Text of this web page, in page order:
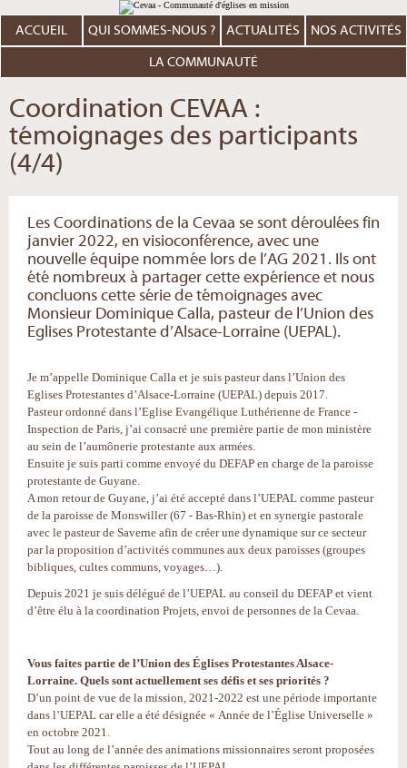
au
contenu.
Aller
personnels
ACCUEIL QUI SOMMES-NOUS ? ACTUALITÉS NOS ACTIVITÉS
LA COMMUNAUTÉ
Coordination CEVAA :
témoignages des participants
(4/4)
Les Coordinations de la Cevaa se sont déroulées fin
janvier 2022, en visioconférence, avec une
nouvelle équipe nommée lors de l’AG 2021. Ils ont
été nombreux à partager cette expérience et nous
concluons cette série de témoignages avec
Monsieur Dominique Calla, pasteur de l’Union des
Eglises Protestante d’Alsace-Lorraine (UEPAL).
Je m’appelle Dominique Calla et je suis pasteur dans l’Union des
Eglises Protestantes d’Alsace-Lorraine (UEPAL) depuis 2017.
Pasteur ordonné dans l’Eglise Evangélique Luthérienne de France -
Inspection de Paris, j’ai consacré une première partie de mon ministère
au sein de l’aumônerie protestante aux armées.
Ensuite je suis parti comme envoyé du DEFAP en charge de la paroisse
protestante de Guyane.
A mon retour de Guyane, j’ai été accepté dans l’UEPAL comme pasteur
de la paroisse de Monswiller (67 - Bas-Rhin) et en synergie pastorale
avec le pasteur de Saverne afin de créer une dynamique sur ce secteur
par la proposition d’activités communes aux deux paroisses (groupes
bibliques, cultes communs, voyages…).
Depuis 2021 je suis délégué de l’UEPAL au conseil du DEFAP et vient
d’être élu à la coordination Projets, envoi de personnes de la Cevaa.
Vous faites partie de l’Union des Églises Protestantes Alsace-
Lorraine. Quels sont actuellement ses défis et ses priorités ?
D’un point de vue de la mission, 2021-2022 est une période importante
dans l’UEPAL car elle a été désignée « Année de l’Église Universelle »
en octobre 2021.
Tout au long de l’année des animations missionnaires seront proposées